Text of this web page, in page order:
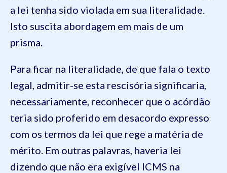
a lei tenha sido violada em sua literalidade.
Isto suscita abordagem em mais de um
prisma.
Para ficar na literalidade, de que fala o texto
legal, admitir-se esta rescisória significaria,
necessariamente, reconhecer que o acórdão
teria sido proferido em desacordo expresso
com os termos da lei que rege a matéria de
mérito. Em outras palavras, haveria lei
dizendo que não era exigível ICMS na